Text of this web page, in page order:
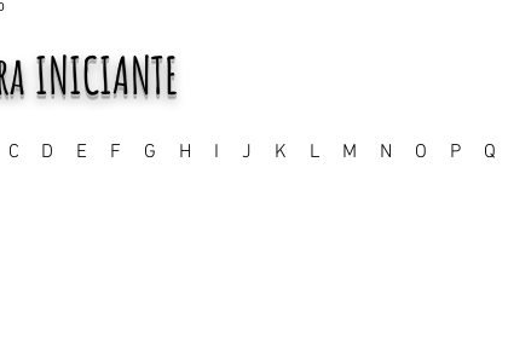
INICIANTE
C D E F G H I J K L M N O P Q